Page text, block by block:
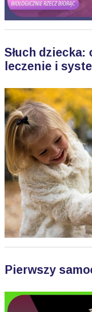
Słuch dziecka:
leczenie i
Pierwszy